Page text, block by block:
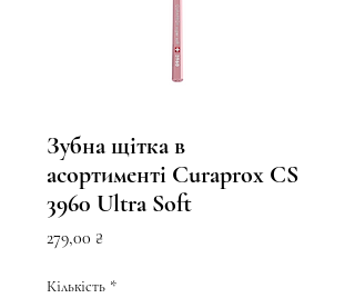
Зубна щітка в
асортименті Curaprox CS
3960 Ultra Soft
279,00 ₴
Кількість *